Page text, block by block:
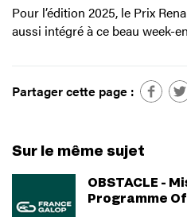
Pour l’édition 2025, le Prix
aussi intégré à ce beau week-
Partager cette page :
Sur le même sujet
OBSTACLE -
Programme